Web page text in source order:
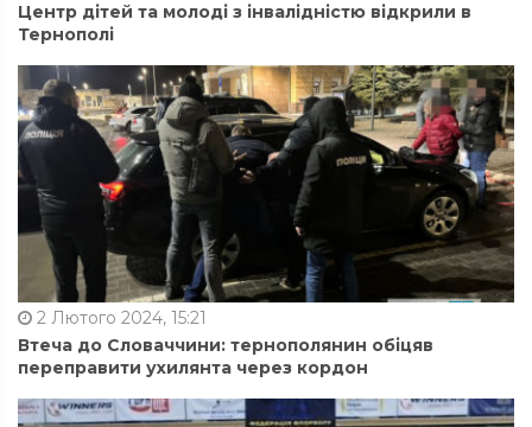
Центр дітей та молоді з інвалідністю відкрили в
Тернополі
2 Лютого 2024, 15:21
Втеча до Словаччини: тернополянин обіцяв
переправити ухилянта через кордон